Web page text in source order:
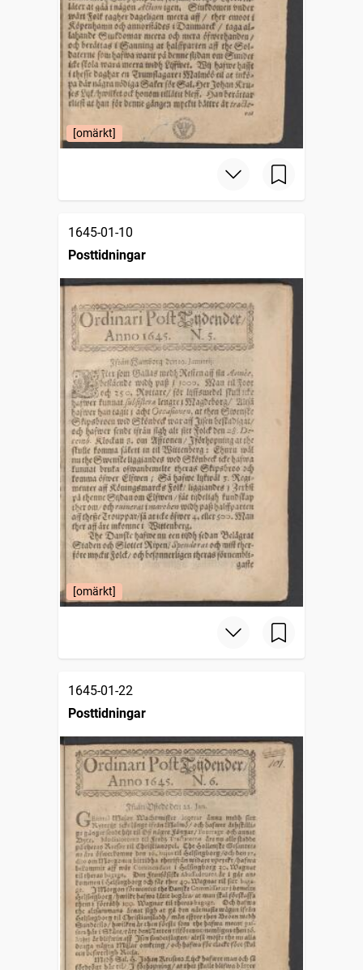
[omärkt]
1645-01-10
Posttidningar
[omärkt]
1645-01-22
Posttidningar